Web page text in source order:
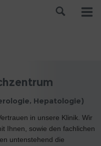
Hepatologie)
in unsere Klinik. Wir
Ihnen, sowie den fachlichen
untenstehend die